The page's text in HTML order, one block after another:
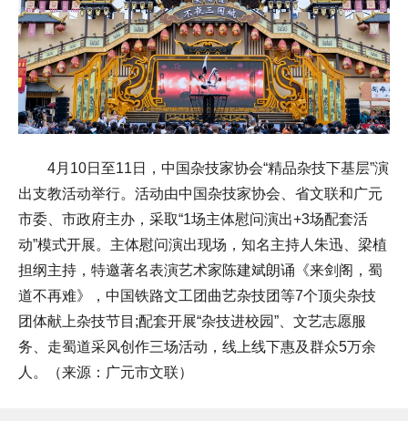
4月10日至11日，中国杂技家协会“精品杂技下基层”演
出支教活动举行。活动由中国杂技家协会、省文联和广元
市委、市政府主办，采取“1场主体慰问演出+3场配套活
动”模式开展。主体慰问演出现场，知名主持人朱迅、梁植
担纲主持，特邀著名表演艺术家陈建斌朗诵《来剑阁，蜀
道不再难》，中国铁路文工团曲艺杂技团等7个顶尖杂技
团体献上杂技节目;配套开展“杂技进校园”、文艺志愿服
务、走蜀道采风创作三场活动，线上线下惠及群众5万余
人。（来源：广元市文联）